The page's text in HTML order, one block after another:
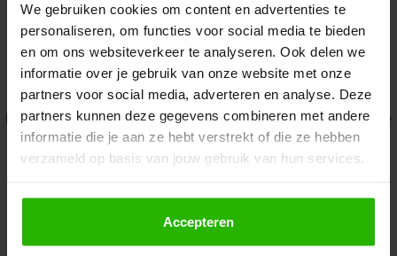
We gebruiken cookies om content en advertenties te
personaliseren, om functies voor social media te bieden
en om ons websiteverkeer te analyseren. Ook delen we
informatie over je gebruik van onze website met onze
partners voor social media, adverteren en analyse. Deze
partners kunnen deze gegevens combineren met andere
informatie die je aan ze hebt verstrekt of die ze hebben
verzameld op basis van jouw gebruik van hun services.
Als je op "Accepteer" klikt, dan geef je Voordeeluitjes.nl
toestemming om cookies voor social media en
gepersonaliseerde advertenties te plaatsen.
Accepteren
Application error: a client-side exception has occurred while
loadingwww.voordeeluitjes.nl (see the browser console for more
information).